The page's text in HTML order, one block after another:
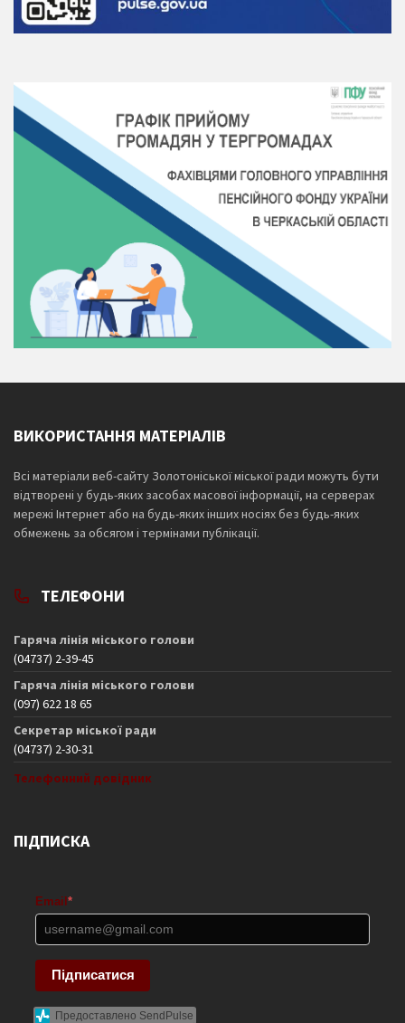
ВИКОРИСТАННЯ МАТЕРІАЛІВ
Всі матеріали веб-сайту Золотоніської міської ради можуть бути
відтворені у будь-яких засобах масової інформації, на серверах
мережі Інтернет або на будь-яких інших носіях без будь-яких
обмежень за обсягом і термінами публікації.
ТЕЛЕФОНИ
Гаряча лінія міського голови
(04737) 2-39-45
Гаряча лінія міського голови
(097) 622 18 65
Секретар міської ради
(04737) 2-30-31
Телефонний довідник
ПІДПИСКА
Email *
Підписатися
Предоставлено SendPulse